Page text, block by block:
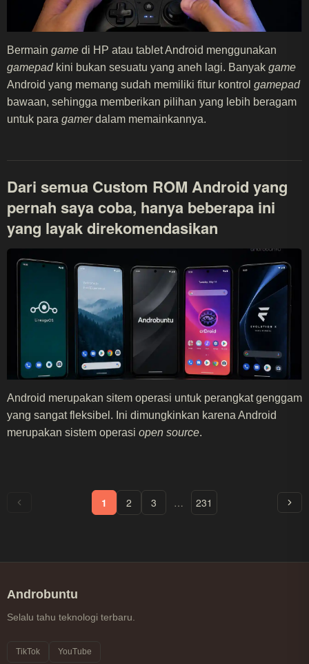
Bermain game di HP atau tablet Android menggunakan
gamepadkini bukan sesuatu yang aneh lagi. Banyak game
Android yang memang sudah memiliki fitur kontrol gamepad
bawaan, sehingga memberikan pilihan yang lebih beragam
untuk para gamerdalam memainkannya.
Dari semua Custom ROM Android yang
pernah saya coba, hanya beberapa ini
yang layak direkomendasikan
Android merupakan sitem operasi untuk perangkat genggam
yang sangat fleksibel. Ini dimungkinkan karena Android
merupakan sistem operasi open source.
1 2 3 … 231
Androbuntu
Selalu tahu teknologi terbaru.
TikTok YouTube